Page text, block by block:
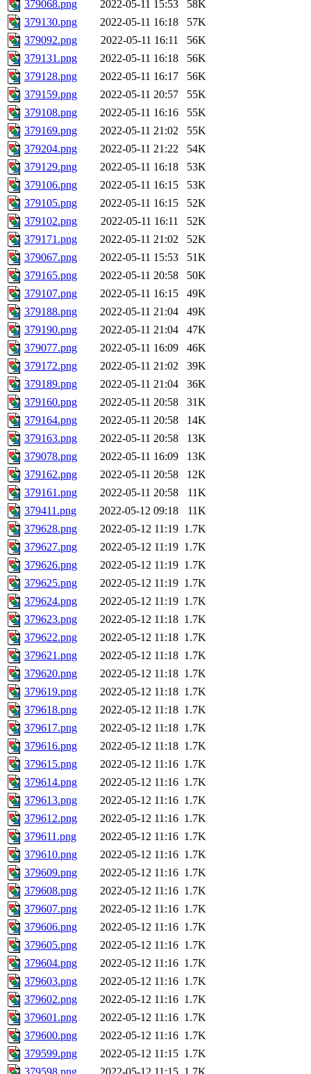
379068.png
2022-05-11 15:53
58K
379130.png
2022-05-11 16:18
57K
379092.png
2022-05-11 16:11
56K
379131.png
2022-05-11 16:18
56K
379128.png
2022-05-11 16:17
56K
379159.png
2022-05-11 20:57
55K
379108.png
2022-05-11 16:16
55K
379169.png
2022-05-11 21:02
55K
379204.png
2022-05-11 21:22
54K
379129.png
2022-05-11 16:18
53K
379106.png
2022-05-11 16:15
53K
379105.png
2022-05-11 16:15
52K
379102.png
2022-05-11 16:11
52K
379171.png
2022-05-11 21:02
52K
379067.png
2022-05-11 15:53
51K
379165.png
2022-05-11 20:58
50K
379107.png
2022-05-11 16:15
49K
379188.png
2022-05-11 21:04
49K
379190.png
2022-05-11 21:04
47K
379077.png
2022-05-11 16:09
46K
379172.png
2022-05-11 21:02
39K
379189.png
2022-05-11 21:04
36K
379160.png
2022-05-11 20:58
31K
379164.png
2022-05-11 20:58
14K
379163.png
2022-05-11 20:58
13K
379078.png
2022-05-11 16:09
13K
379162.png
2022-05-11 20:58
12K
379161.png
2022-05-11 20:58
11K
379411.png
2022-05-12 09:18
11K
379628.png
2022-05-12 11:19 1.7K
379627.png
2022-05-12 11:19 1.7K
379626.png
2022-05-12 11:19 1.7K
379625.png
2022-05-12 11:19 1.7K
379624.png
2022-05-12 11:19 1.7K
379623.png
2022-05-12 11:18 1.7K
379622.png
2022-05-12 11:18 1.7K
379621.png
2022-05-12 11:18 1.7K
379620.png
2022-05-12 11:18 1.7K
379619.png
2022-05-12 11:18 1.7K
379618.png
2022-05-12 11:18 1.7K
379617.png
2022-05-12 11:18 1.7K
379616.png
2022-05-12 11:18 1.7K
379615.png
2022-05-12 11:16 1.7K
379614.png
2022-05-12 11:16 1.7K
379613.png
2022-05-12 11:16 1.7K
379612.png
2022-05-12 11:16 1.7K
379611.png
2022-05-12 11:16 1.7K
379610.png
2022-05-12 11:16 1.7K
379609.png
2022-05-12 11:16 1.7K
379608.png
2022-05-12 11:16 1.7K
379607.png
2022-05-12 11:16 1.7K
379606.png
2022-05-12 11:16 1.7K
379605.png
2022-05-12 11:16 1.7K
379604.png
2022-05-12 11:16 1.7K
379603.png
2022-05-12 11:16 1.7K
379602.png
2022-05-12 11:16 1.7K
379601.png
2022-05-12 11:16 1.7K
379600.png
2022-05-12 11:16 1.7K
379599.png
2022-05-12 11:15 1.7K